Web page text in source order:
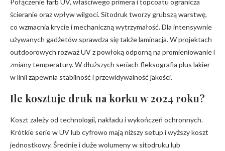
ścieranie oraz wpływ wilgoci. Sitodruk tworzy grubszą warstwę,
co wzmacnia krycie i mechaniczną wytrzymałość. Dla intensywnie
używanych gadżetów sprawdza się także laminacja. W projektach
outdoorowych rozważ UV z powłoką odporną na promieniowanie i
zmiany temperatury. W dłuższych seriach fleksografia plus lakier
w linii zapewnia stabilność i przewidywalność jakości.
Ile kosztuje druk na korku w 2024 roku?
Koszt zależy od technologii, nakładu i wykończeń ochronnych.
Krótkie serie w UV lub cyfrowo mają niższy setup i wyższy koszt
jednostkowy. Średnie i duże wolumeny w sitodruku lub